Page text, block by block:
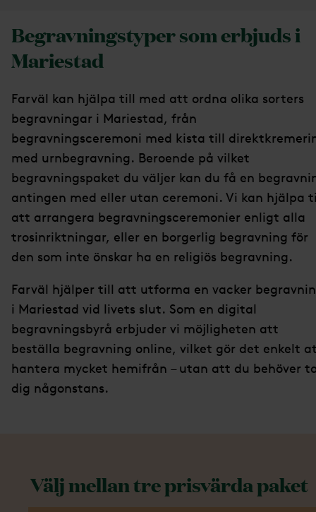
Begravningstyper som erbjuds i
Mariestad
Farväl kan hjälpa till med att ordna olika sorters
begravningar i Mariestad, från
begravningsceremoni med kista till
med urnbegravning. Beroende på vilket
begravningspaket du väljer kan du få en
antingen med eller utan ceremoni. Vi kan hjälpa
att arrangera begravningsceremonier enligt alla
trosinriktningar, eller en borgerlig begravning för
den som inte önskar ha en religiös begravning.
Farväl hjälper till att utforma en vacker
i Mariestad vid livets slut. Som en digital
begravningsbyrå erbjuder vi möjligheten att
beställa begravning online, vilket gör det enkelt
hantera mycket hemifrån – utan att du behöver
dig någonstans.
Välj mellan tre prisvärda paket